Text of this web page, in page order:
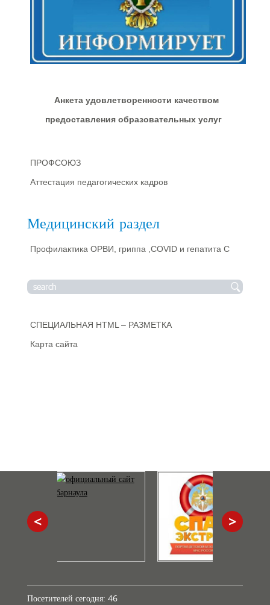
Анкета удовлетворенности качеством
предоставления образовательных услуг
ПРОФСОЮЗ
Аттестация педагогических кадров
Медицинский раздел
Профилактика ОРВИ, гриппа ,COVID и гепатита С
СПЕЦИАЛЬНАЯ HTML – РАЗМЕТКА
Карта сайта
< >
Посетителей сегодня: 46